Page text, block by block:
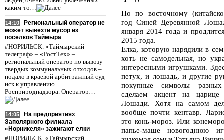
каким-то…
14:10
Региональный оператор не
может вывезти мусор из
поселков Таймыра
#НОРИЛЬСК. «Таймырский
телеграф» – «РостТех» –
региональный оператор по вывозу
твердых коммунальных отходов –
подало в краевой арбитражный суд
иск к управлению
Росприроднадзора. Оператор…
14:05
На предприятиях
Заполярного филиала
«Норникеля» зажигают елки
#НОРИЛЬСК. «Таймырский
Но по восточному
год Синей Деревянной
января 2014 года и
2015 года.
Елка, которую нарядили в
хоть не самодельная, но
интересными игрушками.
петух, и лошадь, и другие
покупные символы
сделаем акцент на
Лошади. Хотя на самом
вообще почти кентавр.
это конь-мороз. Или
папье-маше новогоднюю